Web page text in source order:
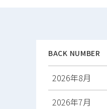
ン
BACK NUMBER
2026年8月
2026年7月